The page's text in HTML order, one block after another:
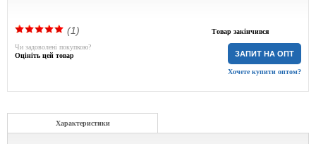
(1) Товар закінчився
ЗАПИТ НА ОПТ
Хочете купити оптом?
Чи задоволені покупкою?
Оцініть цей товар
Характеристики